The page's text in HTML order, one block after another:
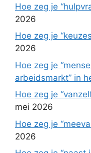
Hoe zeg je
2026
Hoe zeg je
2026
Hoe zeg je
arbeidsmarkt” in
Hoe zeg je
mei 2026
Hoe zeg je
2026